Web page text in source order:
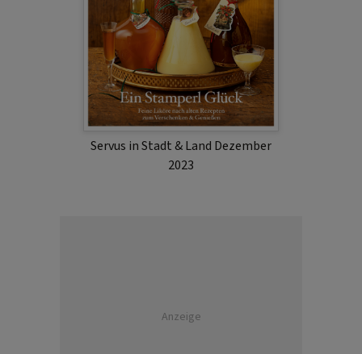
Servus in Stadt & Land Dezember
2023
Anzeige